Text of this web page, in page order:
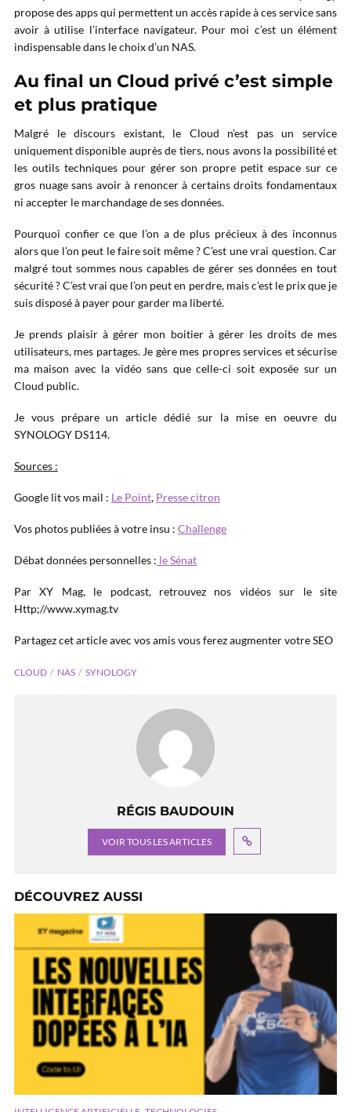
propose des apps qui permettent un accès rapide à ces service sans
avoir à utilise l’interface navigateur. Pour moi c’est un élément
indispensable dans le choix d’un NAS.
Au final un Cloud privé c’est simple
et plus pratique
Malgré le discours existant, le Cloud n’est pas un service
uniquement disponible auprès de tiers, nous avons la possibilité et
les outils techniques pour gérer son propre petit espace sur ce
gros nuage sans avoir à renoncer à certains droits fondamentaux
ni accepter le marchandage de ses données.
Pourquoi confier ce que l’on a de plus précieux à des inconnus
alors que l’on peut le faire soit même ? C’est une vrai question. Car
malgré tout sommes nous capables de gérer ses données en tout
sécurité ? C’est vrai que l’on peut en perdre, mais c’est le prix que je
suis disposé à payer pour garder ma liberté.
Je prends plaisir à gérer mon boitier à gérer les droits de mes
utilisateurs, mes partages. Je gère mes propres services et sécurise
ma maison avec la vidéo sans que celle-ci soit exposée sur un
Cloud public.
Je vous prépare un article dédié sur la mise en oeuvre du
SYNOLOGY DS114.
Sources :
Google lit vos mail : Le Point, Presse citron
Vos photos publiées à votre insu : Challenge
Débat données personnelles : le Sénat
Par XY Mag, le podcast, retrouvez nos vidéos sur le site
Http;//www.xymag.tv
Partagez cet article avec vos amis vous ferez augmenter votre SEO
CLOUD NAS SYNOLOGY
RÉGIS BAUDOUIN
VOIR TOUS LES ARTICLES
DÉCOUVREZ AUSSI